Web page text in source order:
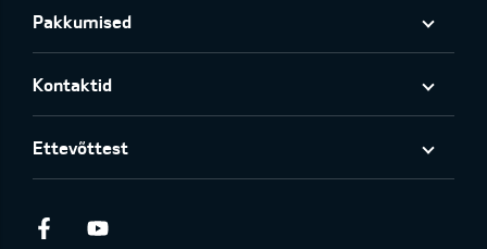
Pakkumised
Kontaktid
Ettevõttest
Facebook